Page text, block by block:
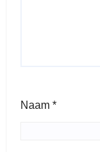
Naam *